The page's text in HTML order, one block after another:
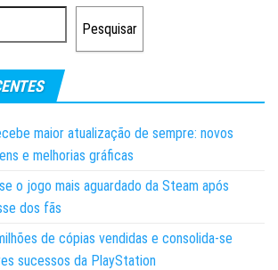
Pesquisar
maior atualização de sempre: novos
e melhorias gráficas
o jogo mais aguardado da Steam após
dos fãs
de cópias vendidas e consolida-se
sucessos da PlayStation